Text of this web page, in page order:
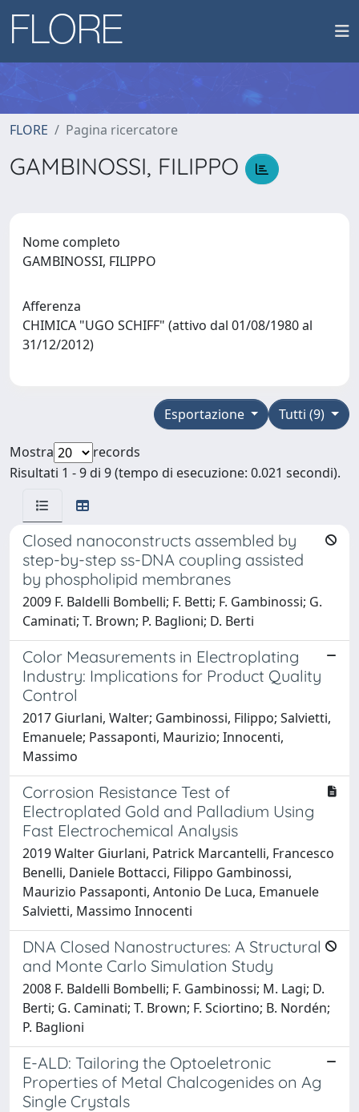
FLORE Pagina ricercatore
GAMBINOSSI, FILIPPO
Nome completo
GAMBINOSSI, FILIPPO
Afferenza
CHIMICA "UGO SCHIFF" (attivo dal 01/08/1980 al
31/12/2012)
Tutti (9)
Esportazione
Mostra
records
Risultati 1 - 9 di 9 (tempo di esecuzione: 0.021 secondi).
Closed nanoconstructs assembled by
step-by-step ss-DNA coupling assisted
by phospholipid membranes
2009 F. Baldelli Bombelli; F. Betti; F. Gambinossi; G.
Caminati; T. Brown; P. Baglioni; D. Berti
Color Measurements in Electroplating
Industry: Implications for Product Quality
Control
2017 Giurlani, Walter; Gambinossi, Filippo; Salvietti,
Emanuele; Passaponti, Maurizio; Innocenti,
Massimo
Corrosion Resistance Test of
Electroplated Gold and Palladium Using
Fast Electrochemical Analysis
2019 Walter Giurlani, Patrick Marcantelli, Francesco
Benelli, Daniele Bottacci, Filippo Gambinossi,
Maurizio Passaponti, Antonio De Luca, Emanuele
Salvietti, Massimo Innocenti
DNA Closed Nanostructures: A Structural
and Monte Carlo Simulation Study
2008 F. Baldelli Bombelli; F. Gambinossi; M. Lagi; D.
Berti; G. Caminati; T. Brown; F. Sciortino; B. Nordén;
P. Baglioni
E-ALD: Tailoring the Optoeletronic
Properties of Metal Chalcogenides on Ag
Single Crystals